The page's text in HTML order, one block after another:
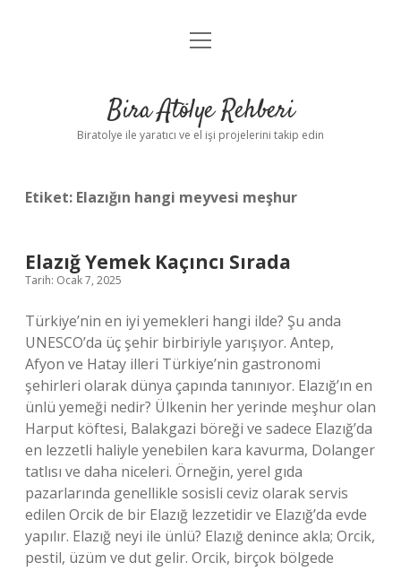
Anasayfa
Yasal Uyarı
menüyü
Bira Atölye Rehberi
Biratolye ile yaratıcı ve el işi projelerini takip edin
Etiket: Elazığın hangi meyvesi meşhur
Elazığ Yemek Kaçıncı Sırada
Tarih: Ocak 7, 2025
Türkiye’nin en iyi yemekleri hangi ilde? Şu anda
UNESCO’da üç şehir birbiriyle yarışıyor. Antep,
Afyon ve Hatay illeri Türkiye’nin gastronomi
şehirleri olarak dünya çapında tanınıyor. Elazığ’ın en
ünlü yemeği nedir? Ülkenin her yerinde meşhur olan
Harput köftesi, Balakgazi böreği ve sadece Elazığ’da
en lezzetli haliyle yenebilen kara kavurma, Dolanger
tatlısı ve daha niceleri. Örneğin, yerel gıda
pazarlarında genellikle sosisli ceviz olarak servis
edilen Orcik de bir Elazığ lezzetidir ve Elazığ’da evde
yapılır. Elazığ neyi ile ünlü? Elazığ denince akla; Orcik,
pestil, üzüm ve dut gelir. Orcik, birçok bölgede